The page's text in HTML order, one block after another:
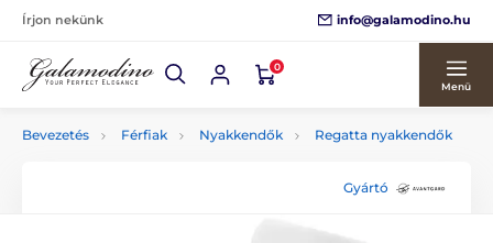
Írjon nekünk info@galamodino.hu
0
Menü
Bevezetés Férfiak Nyakkendők Regatta nyakkendők
Gyártó